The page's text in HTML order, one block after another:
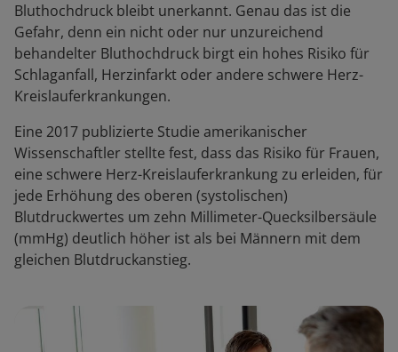
Bluthochdruck bleibt unerkannt. Genau das ist die
Gefahr, denn ein nicht oder nur unzureichend
behandelter Bluthochdruck birgt ein hohes Risiko für
Schlaganfall, Herzinfarkt oder andere schwere Herz-
Kreislauferkrankungen.
Eine 2017 publizierte Studie amerikanischer
Wissenschaftler stellte fest, dass das Risiko für Frauen,
eine schwere Herz-Kreislauferkrankung zu erleiden, für
jede Erhöhung des oberen (systolischen)
Blutdruckwertes um zehn Millimeter-Quecksilbersäule
(mmHg) deutlich höher ist als bei Männern mit dem
gleichen Blutdruckanstieg.